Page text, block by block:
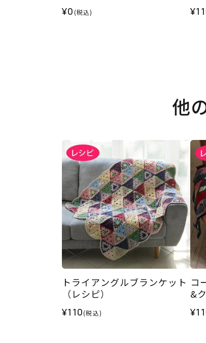
¥0(税込)
他
トライアングルブランケット
（レシピ）
¥110(税込)
コ
&